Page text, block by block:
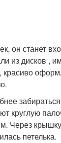
он станет
из дисков ,
красиво
круглую
Через
петелька.